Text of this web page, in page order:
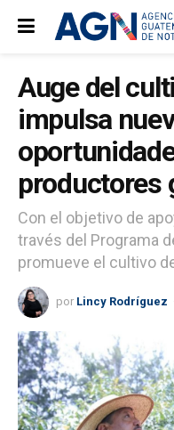
Auge del
impulsa
productores
Con el objetivo de
través del Programa
promueve el cultivo
por Lincy Rodríguez